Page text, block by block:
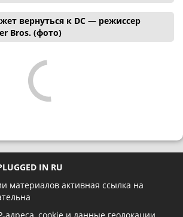
вернуться к DC — режиссер
Bros. (фото)
IN RU
материалов активная ссылка на
адреса, cookie и данные геолокации